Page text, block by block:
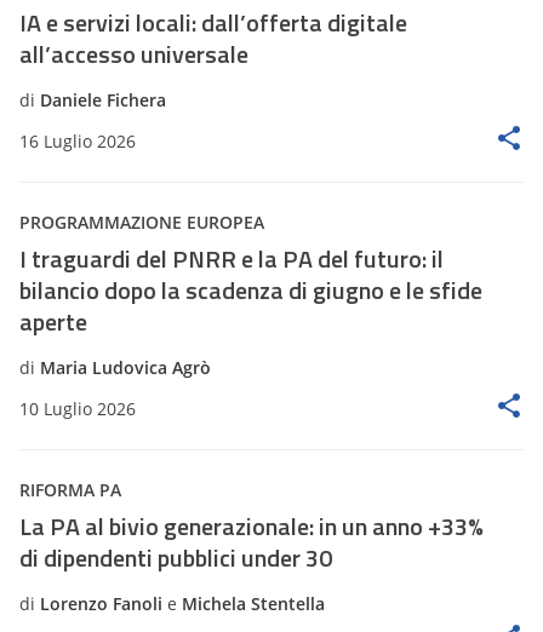
IA e servizi locali: dall’offerta digitale
all’accesso universale
di Daniele Fichera
16 Luglio 2026
PROGRAMMAZIONE EUROPEA
I traguardi del PNRR e la PA del futuro: il
bilancio dopo la scadenza di giugno e le sfide
aperte
di Maria Ludovica Agrò
10 Luglio 2026
RIFORMA PA
La PA al bivio generazionale: in un anno +33%
di dipendenti pubblici under 30
di Lorenzo Fanoli e Michela Stentella